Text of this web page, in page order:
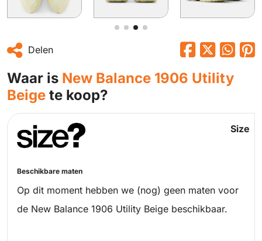
Delen
Waar is New Balance 1906 Utility
Beige te koop?
Size
Beschikbare maten
Op dit moment hebben we (nog) geen maten voor
de New Balance 1906 Utility Beige beschikbaar.